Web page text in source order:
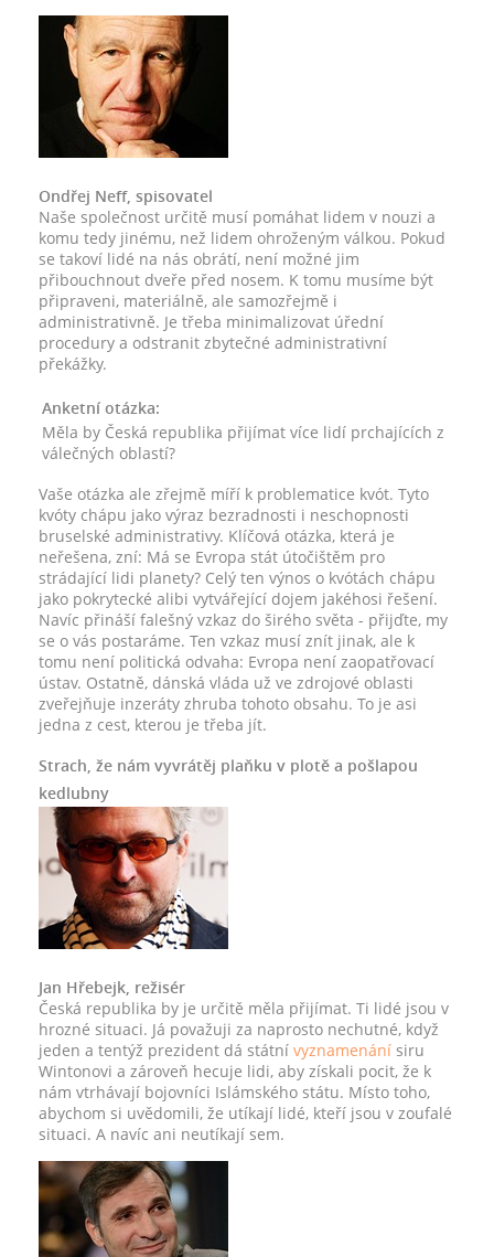
Ondřej Neff, spisovatel
Naše společnost určitě musí pomáhat lidem v nouzi a
komu tedy jinému, než lidem ohroženým válkou. Pokud
se takoví lidé na nás obrátí, není možné jim
přibouchnout dveře před nosem. K tomu musíme být
připraveni, materiálně, ale samozřejmě i
administrativně. Je třeba minimalizovat úřední
procedury a odstranit zbytečné administrativní
překážky.
Anketní otázka:
Měla by Česká republika přijímat více lidí prchajících z
válečných oblastí?
Vaše otázka ale zřejmě míří k problematice kvót. Tyto
kvóty chápu jako výraz bezradnosti i neschopnosti
bruselské administrativy. Klíčová otázka, která je
neřešena, zní: Má se Evropa stát útočištěm pro
strádající lidi planety? Celý ten výnos o kvótách chápu
jako pokrytecké alibi vytvářející dojem jakéhosi řešení.
Navíc přináší falešný vzkaz do širého světa - přijďte, my
se o vás postaráme. Ten vzkaz musí znít jinak, ale k
tomu není politická odvaha: Evropa není zaopatřovací
ústav. Ostatně, dánská vláda už ve zdrojové oblasti
zveřejňuje inzeráty zhruba tohoto obsahu. To je asi
jedna z cest, kterou je třeba jít.
Strach, že nám vyvrátěj plaňku v plotě a pošlapou
kedlubny
Jan Hřebejk, režisér
Česká republika by je určitě měla přijímat. Ti lidé jsou v
hrozné situaci. Já považuji za naprosto nechutné, když
jeden a tentýž prezident dá státní vyznamenání siru
Wintonovi a zároveň hecuje lidi, aby získali pocit, že k
nám vtrhávají bojovníci Islámského státu. Místo toho,
abychom si uvědomili, že utíkají lidé, kteří jsou v zoufalé
situaci. A navíc ani neutíkají sem.